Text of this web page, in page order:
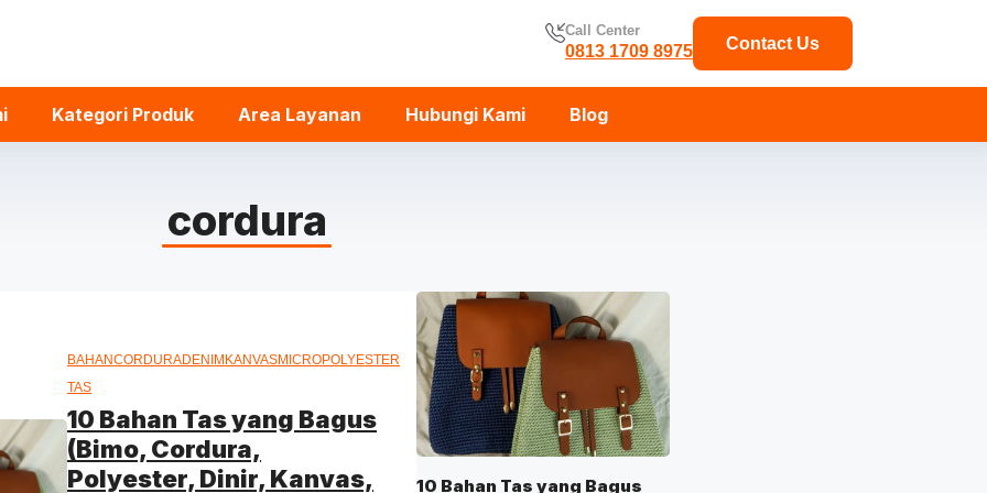
Call Center
0813 1709 8975 Contact Us
Kategori Produk Area Layanan Hubungi Kami Blog
cordura
BAHAN
TAS
CORDURADENIM KANVASMICROPOLYESTER
10 Bahan Tas yang Bagus
(Bimo, Cordura,
Polyester, Dinir, Kanvas,
10 Bahan Tas yang Bagus